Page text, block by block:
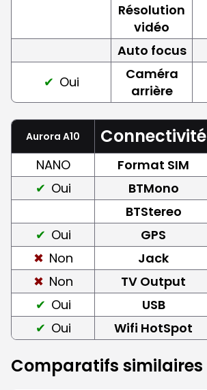
Résolution
vidéo
Auto focus
Oui
Caméra
arrière
Aurora A10 Connectivité
NANO Format SIM
Oui
BTMono
BTStereo
Oui
GPS
Non
Jack
Non
TV Output
Oui
USB
Oui
Wifi HotSpot
Comparatifs similaires